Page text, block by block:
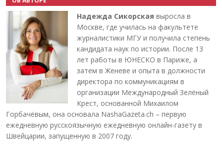
Надежда Сикорская выросла в
Москве, где училась на факультете
журналистики МГУ и получила степень
кандидата наук по истории. После 13
лет работы в ЮНЕСКО в Париже, а
затем в Женеве и опыта в должности
директора по коммуникациям в
организации Международный Зелёный
Крест, основанной Михаилом
Горбачёвым, она основала NashaGazeta.ch – первую
ежедневную русскоязычную ежедневную онлайн-газету в
Швейцарии, запущенную в 2007 году.